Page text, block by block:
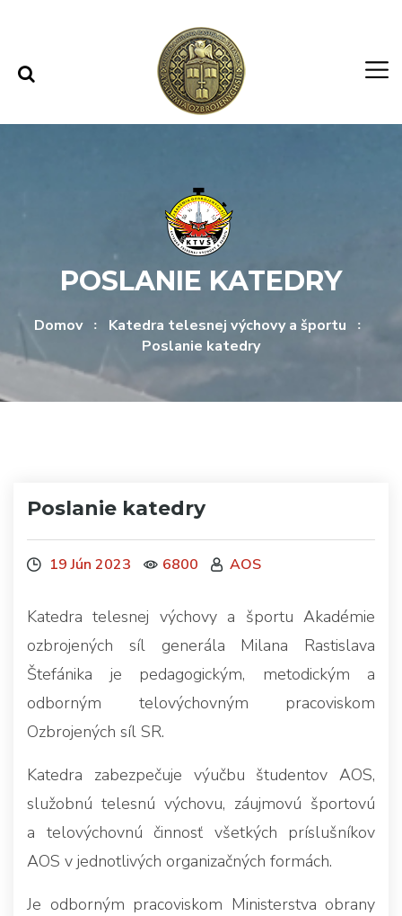
POSLANIE KATEDRY
Domov
Katedra telesnej výchovy a športu
Poslanie katedry
Poslanie katedry
19 Jún 2023 6800 AOS
Katedra telesnej výchovy a športu Akadémie
ozbrojených síl generála Milana Rastislava
Štefánika je pedagogickým, metodickým a
odborným telovýchovným pracoviskom
Ozbrojených síl SR.
Katedra zabezpečuje výučbu študentov AOS,
služobnú telesnú výchovu, záujmovú športovú
a telovýchovnú činnosť všetkých príslušníkov
AOS v jednotlivých organizačných formách.
Je odborným pracoviskom Ministerstva obrany